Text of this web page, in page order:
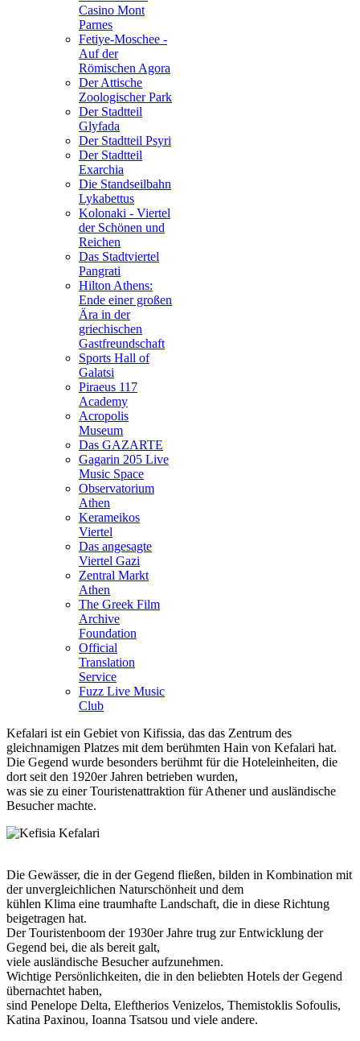
Casino Mont
Parnes
Fetiye-Moschee -
Auf der
Römischen Agora
Der Attische
Zoologischer Park
Der Stadtteil
Glyfada
Der Stadtteil Psyri
Der Stadtteil
Exarchia
Die Standseilbahn
Lykabettus
Kolonaki - Viertel
der Schönen und
Reichen
Das Stadtviertel
Pangrati
Hilton Athens:
Ende einer großen
Ära in der
griechischen
Gastfreundschaft
Sports Hall of
Galatsi
Piraeus 117
Academy
Acropolis
Museum
Das GAZARTE
Gagarin 205 Live
Music Space
Observatorium
Athen
Kerameikos
Viertel
Das angesagte
Viertel Gazi
Zentral Markt
Athen
The Greek Film
Archive
Foundation
Official
Translation
Service
Fuzz Live Music
Club
Kefalari ist ein Gebiet von Kifissia, das das Zentrum des
gleichnamigen Platzes mit dem berühmten Hain von Kefalari hat.
Die Gegend wurde besonders berühmt für die Hoteleinheiten, die
dort seit den 1920er Jahren betrieben wurden,
was sie zu einer Touristenattraktion für Athener und ausländische
Besucher machte.
Die Gewässer, die in der Gegend fließen, bilden in Kombination mit
der unvergleichlichen Naturschönheit und dem
kühlen Klima eine traumhafte Landschaft, die in diese Richtung
beigetragen hat.
Der Touristenboom der 1930er Jahre trug zur Entwicklung der
Gegend bei, die als bereit galt,
viele ausländische Besucher aufzunehmen.
Wichtige Persönlichkeiten, die in den beliebten Hotels der Gegend
übernachtet haben,
sind Penelope Delta, Eleftherios Venizelos, Themistoklis Sofoulis,
Katina Paxinou, Ioanna Tsatsou und viele andere.